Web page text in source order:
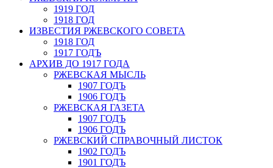
1919 ГОД
1918 ГОД
ИЗВЕСТИЯ РЖЕВСКОГО СОВЕТА
1918 ГОД
1917 ГОДЪ
АРХИВ ДО 1917 ГОДА
РЖЕВСКАЯ МЫСЛЬ
1907 ГОДЪ
1906 ГОДЪ
РЖЕВСКАЯ ГАЗЕТА
1907 ГОДЪ
1906 ГОДЪ
РЖЕВСКИЙ СПРАВОЧНЫЙ ЛИСТОК
1902 ГОДЪ
1901 ГОДЪ